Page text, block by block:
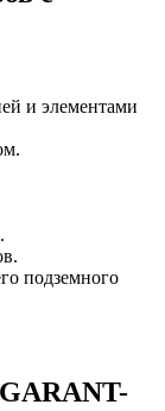
и элементами
подземного